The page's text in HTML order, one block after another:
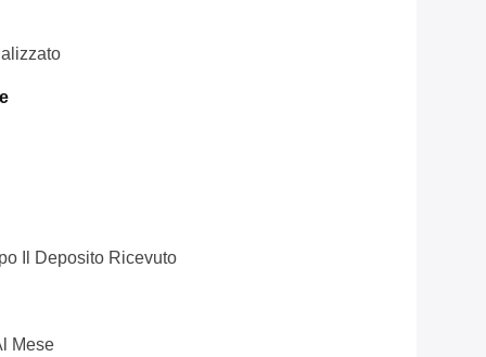
Il Deposito Ricevuto
Mese